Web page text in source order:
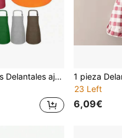
bolsillos, aplicables para cocina, aula, actividades comunitarias, fiestas, manualidades y actividades de pintura
23 Left
6,09€